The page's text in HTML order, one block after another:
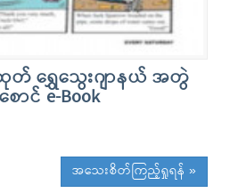
တ် ရွှေသွေးဂျာနယ် အတွဲ
ာင် e-Book
အသေးစိတ်ကြည့်ရှုရန် »